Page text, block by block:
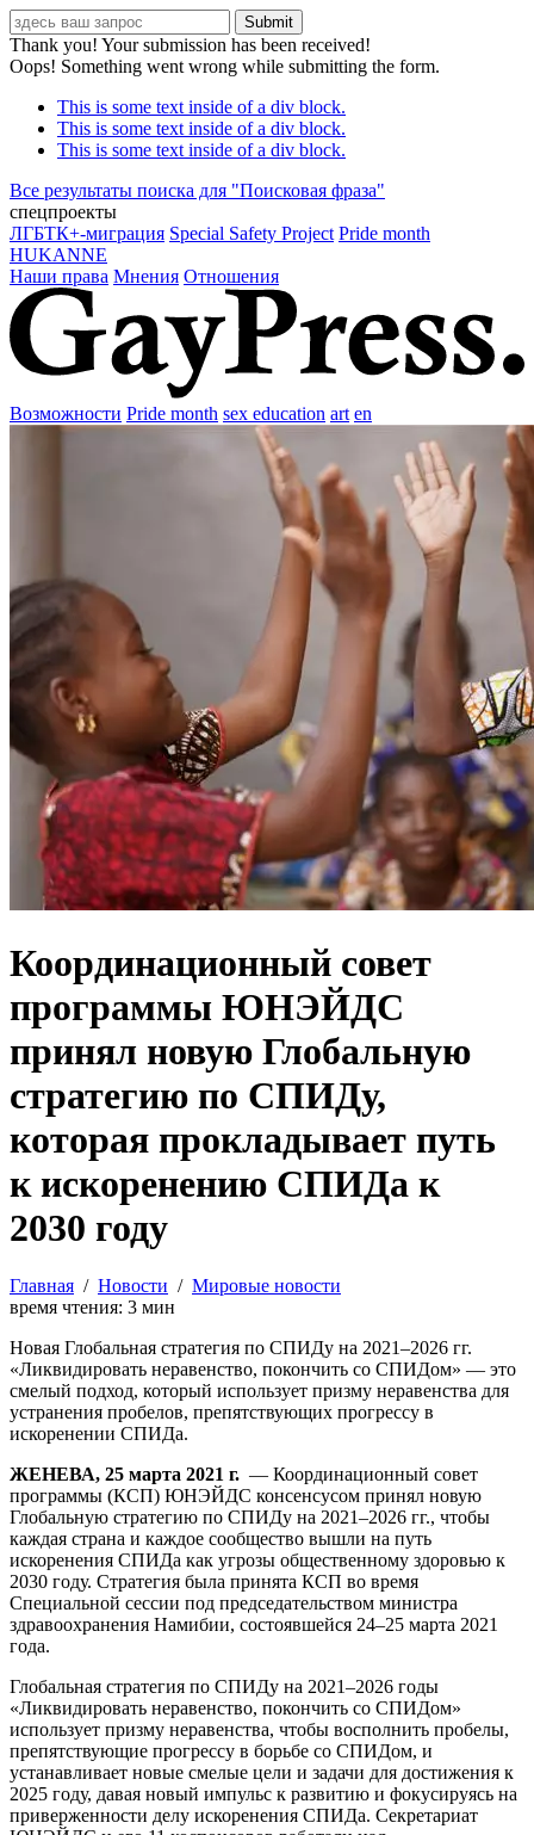
Thank you! Your submission has been received!
Oops! Something went wrong while submitting the form.
This is some text inside of a div block.
This is some text inside of a div block.
This is some text inside of a div block.
Все результаты поиска для "Поисковая фраза"
спецпроекты
ЛГБТК+-миграция Special Safety Project Pride month
HUKANNE
Наши права Мнения Отношения
Возможности Pride month sex education art en
Координационный совет
программы ЮНЭЙДС
принял новую Глобальную
стратегию по СПИДу,
которая прокладывает путь
к искоренению СПИДа к
2030 году
Главная / Новости / Мировые новости
время чтения: 3 мин
Новая Глобальная стратегия по СПИДу на 2021–2026 гг.
«Ликвидировать неравенство, покончить со СПИДом» — это
смелый подход, который использует призму неравенства для
устранения пробелов, препятствующих прогрессу в
искоренении СПИДа.
ЖЕНЕВА, 25 марта 2021 г. — Координационный совет
программы (КСП) ЮНЭЙДС консенсусом принял новую
Глобальную стратегию по СПИДу на 2021–2026 гг., чтобы
каждая страна и каждое сообщество вышли на путь
искоренения СПИДа как угрозы общественному здоровью к
2030 году. Стратегия была принята КСП во время
Специальной сессии под председательством министра
здравоохранения Намибии, состоявшейся 24–25 марта 2021
года.
Глобальная стратегия по СПИДу на 2021–2026 годы
«Ликвидировать неравенство, покончить со СПИДом»
использует призму неравенства, чтобы восполнить пробелы,
препятствующие прогрессу в борьбе со СПИДом, и
устанавливает новые смелые цели и задачи для достижения к
2025 году, давая новый импульс к развитию и фокусируясь на
приверженности делу искоренения СПИДа. Секретариат